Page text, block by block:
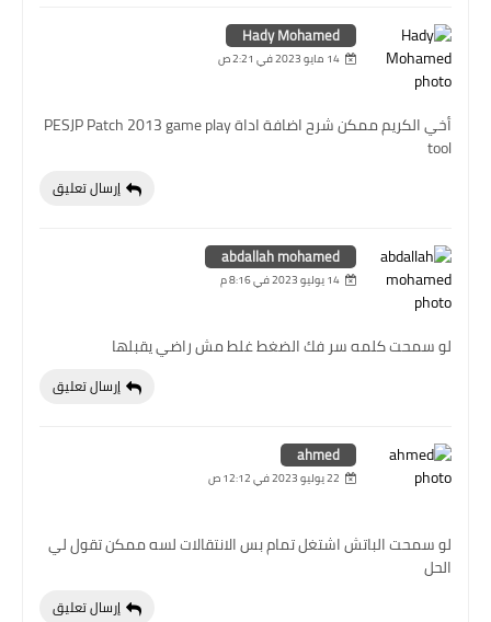
Hady Mohamed
14 مايو 2023 في 2:21 ص
أخي الكريم ممكن شرح اضافة اداة PESJP Patch 2013 game play
tool
إرسال تعليق
abdallah mohamed
14 يوليو 2023 في 8:16 م
لو سمحت كلمه سر فك الضغط غلط مش راضي يقبلها
إرسال تعليق
ahmed
22 يوليو 2023 في 12:12 ص
لو سمحت الباتش اشتغل تمام بس الانتقالات لسه ممكن تقول لي
الحل
إرسال تعليق